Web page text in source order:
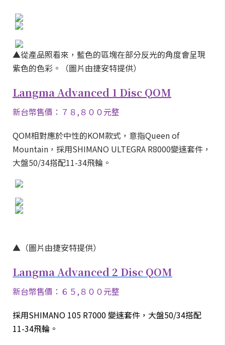
▲從產品照看來，藍色的區塊在部分反光的角度會呈現
紫色的色彩。（圖片由捷安特提供）
Langma Advanced 1 Disc QOM
新台幣售價：７８,８００元整
QOM相對應於中性的KOM款式，意指Queen of
Mountain，採用SHIMANO ULTEGRA R8000變速套件，
大盤50/34搭配11-34飛輪。
▲（圖片由捷安特提供）
LangmaAdvanced 2 Disc QOM
新台幣售價：６５,８００元整
採用SHIMANO 105 R7000 變速套件，大盤50/34搭配
11-34飛輪。